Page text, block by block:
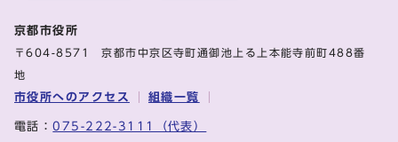
京都市役所
〒604-8571 京都市中京区寺町通御池上る上本能寺前町488番
地
市役所へのアクセス 組織一覧
電話：075-222-3111（代表）